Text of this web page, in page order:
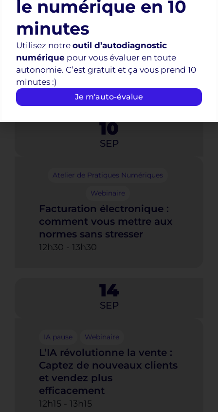
Webinaire
Découvrez comment
l’Intelligence artificielle
peut booster votre activité
artisanale !
12h15
10
SEP
Atelier de Pratiques Numériques
Webinaire
Facturation électronique :
comment vous mettre aux
normes sans stresser
12h30 - 13h30
14
SEP
IA pause Webinaire
L’IA révolutionne la vente :
Captez de nouveaux clients
et vendez plus
efficacement
12h15 - 13h15
le numérique en 10
minutes
Utilisez notre outil d’autodiagnostic
numérique pour vous évaluer en toute
autonomie. C’est gratuit et ça vous prend 10
minutes :)
Je m'auto-évalue